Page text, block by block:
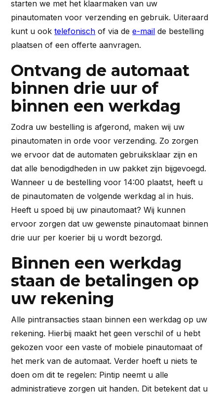
starten we met het klaarmaken van uw
pinautomaten voor verzending en gebruik. Uiteraard
kunt u ooktelefonisch of via dee-mail de bestelling
plaatsen of een offerte aanvragen.
Ontvang de automaat
binnen drie uur of
binnen een werkdag
Zodra uw bestelling is afgerond, maken wij uw
pinautomaten in orde voor verzending. Zo zorgen
we ervoor dat de automaten gebruiksklaar zijn en
dat alle benodigdheden in uw pakket zijn bijgevoegd.
Wanneer u de bestelling voor 14:00 plaatst, heeft u
de pinautomaten de volgende werkdag al in huis.
Heeft u spoed bij uw pinautomaat? Wij kunnen
ervoor zorgen dat uw gewenste pinautomaat binnen
drie uur per koerier bij u wordt bezorgd.
Binnen een werkdag
staan de betalingen op
uw rekening
Alle pintransacties staan binnen een werkdag op uw
rekening. Hierbij maakt het geen verschil of u hebt
gekozen voor een vaste of mobiele pinautomaat of
het merk van de automaat. Verder hoeft u niets te
doen om dit te regelen: Pintip neemt u alle
administratieve zorgen uit handen. Dit betekent dat u